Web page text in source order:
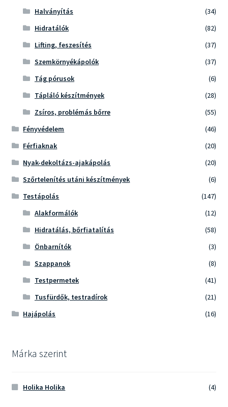
Halványítás
(34)
Hidratálók
(82)
Lifting, feszesítés
(37)
Szemkörnyékápolók
(37)
Tág pórusok
(6)
Tápláló készítmények
(28)
Zsíros, problémás bőrre
(55)
Fényvédelem
(46)
Férfiaknak
(20)
Nyak-dekoltázs-ajakápolás
(20)
Szőrtelenítés utáni készítmények
(6)
Testápolás
(147)
Alakformálók
(12)
Hidratálás, bőrfiatalítás
(58)
Önbarnítók
(3)
Szappanok
(8)
Testpermetek
(41)
Tusfürdők, testradírok
(21)
Hajápolás
(16)
Márka szerint
Holika Holika (4)